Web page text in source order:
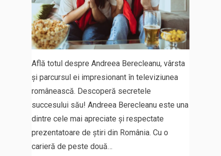
Află totul despre Andreea Berecleanu, vârsta
și parcursul ei impresionant în televiziunea
românească. Descoperă secretele
succesului său! Andreea Berecleanu este una
dintre cele mai apreciate și respectate
prezentatoare de știri din România. Cu o
carieră de peste două…